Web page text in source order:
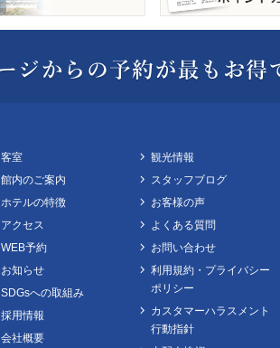
客室
館内のご案内
ホテルの特徴
アクセス
WEB予約
お知らせ
SDGsへの取組み
採用情報
会社概要
観光情報
スタッフブログ
お客様の声
よくある質問
お問い合わせ
利用規約・プライバシー
ポリシー
カスタマーハラスメント
行動指針